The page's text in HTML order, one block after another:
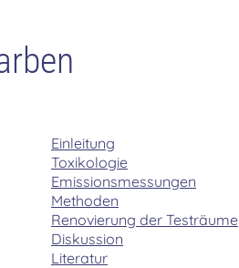
Einleitung
Toxikologie
Emissionsmessungen
Methoden
Renovierung der Testräume
Diskussion
Literatur